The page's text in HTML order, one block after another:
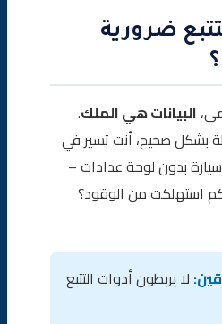
ضرورية
البيانات هي الملك.
بشكل صحيح، أنت تسير في
بدون لوحة عدادات –
استهلكت من الوقود؟
لا يربطون أدوات التتبع
من ربط صحيح:
وخدمات ربط أدوات التتبع